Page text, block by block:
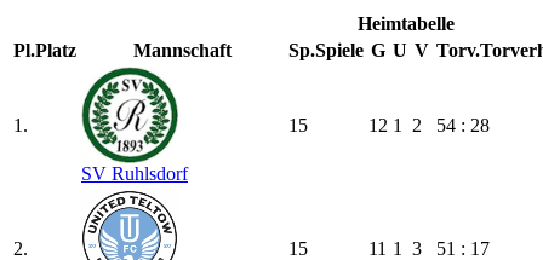
Heimtabelle
Pl.Platz Mannschaft Sp.Spiele G U V Torv.
1.
SV Ruhlsdorf
15 12 1 2 54 : 28
2. 15 11 1 3 51 : 17